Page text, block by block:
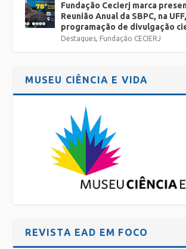
Fundação Cecierj marca
Reunião Anual da SBPC, na
programação de divulgação
Destaques, Fundação CECIERJ
MUSEU CIÊNCIA E VIDA
REVISTA EAD EM FOCO